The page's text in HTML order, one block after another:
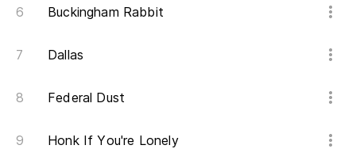
Buckingham Rabbit
Dallas
Federal Dust
Honk If You're Lonely